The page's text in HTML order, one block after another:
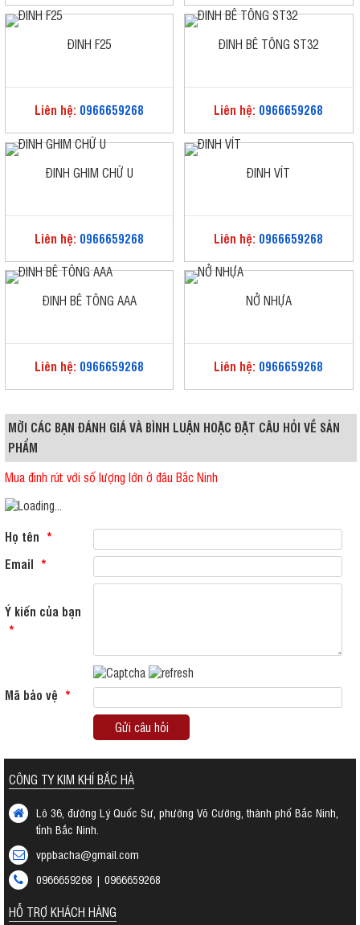
ĐINH F25
Liên hệ: 0966659268
ĐINH BÊ TÔNG ST32
Liên hệ: 0966659268
ĐINH GHIM CHỮ U
Liên hệ: 0966659268
ĐINH VÍT
Liên hệ: 0966659268
ĐINH BÊ TÔNG AAA
Liên hệ: 0966659268
NỞ NHỰA
Liên hệ: 0966659268
MỜI CÁC BẠN ĐÁNH GIÁ VÀ BÌNH LUẬN HOẶC ĐẶT CÂU HỎI VỀ SẢN
PHẨM
Mua đinh rút với số lượng lớn ở đâu Bắc Ninh
Họ tên *
Email *
Ý kiến của bạn
*
Mã bảo vệ *
Gửi câu hỏi
CÔNG TY KIM KHÍ BẮC HÀ
Lô 36, đường Lý Quốc Sư, phường Võ Cường, thành phố Bắc Ninh,
tỉnh Bắc Ninh.
vppbacha@gmail.com
0966659268 | 0966659268
HỖ TRỢ KHÁCH HÀNG